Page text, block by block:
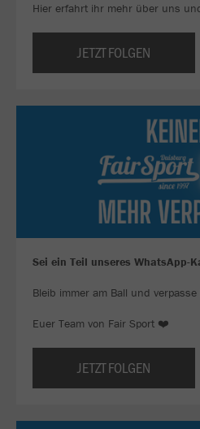
Hier erfahrt ihr mehr über uns
JETZT FOLGEN
Sei ein Teil unseres WhatsApp-
Bleib immer am Ball und
Euer Team von Fair Sport ❤️
JETZT FOLGEN